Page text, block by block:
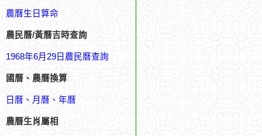
農曆生日算命
農民曆/黃曆吉時查詢
1968年6月29日農民曆查詢
國曆、農曆換算
日曆、月曆、年曆
農曆生肖屬相